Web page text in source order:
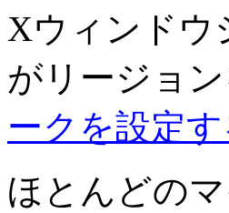
Xウィンドウ
がリージョ
ークを設定す
ほとんどの